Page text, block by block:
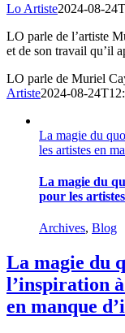
Lo Artiste2024-08-
LO parle de l’artiste
et de son travail qu’il
LO parle de Muriel
Artiste2024-08-
La magie du
les artistes en
La magie du
pour les
Archives, Blog
La magie du
l’inspiration
en manque